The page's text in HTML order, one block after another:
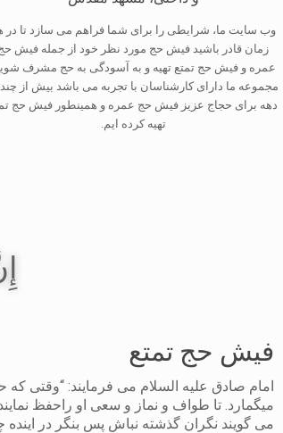
وب سایت ما، شرایطی را برای شما فراهم می سازد تا در
زمان قادر باشید فیش حج مورد نظر خود از جمله فیش
عمره و فیش حج تمتع تهیه و به آسودگی به حج مشرف
مجموعه ما دارای کارشناسان با تجربه می باشد بیش از
دهه برای حجاج عزیز فیش حج عمره و همینطور فیش حج
تهیه کرده ایم.
فیش حج تمتع
امام صادق علیه السلام می فرمایند: “وقتی
میگمارد. تا طواف و نماز و سعی او راحفظ
می گویند نگران گذشته نباش پس بنگر در